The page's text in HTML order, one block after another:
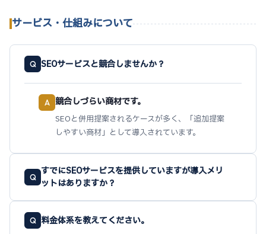
サービス・仕組みについて
Q SEOサービスと競合しませんか？
A 競合しづらい商材です。
SEOと併用提案されるケースが多く、「追加提案
しやすい商材」として導入されています。
Q
すでにSEOサービスを提供していますが導入メリ
ットはありますか？
Q 料金体系を教えてください。